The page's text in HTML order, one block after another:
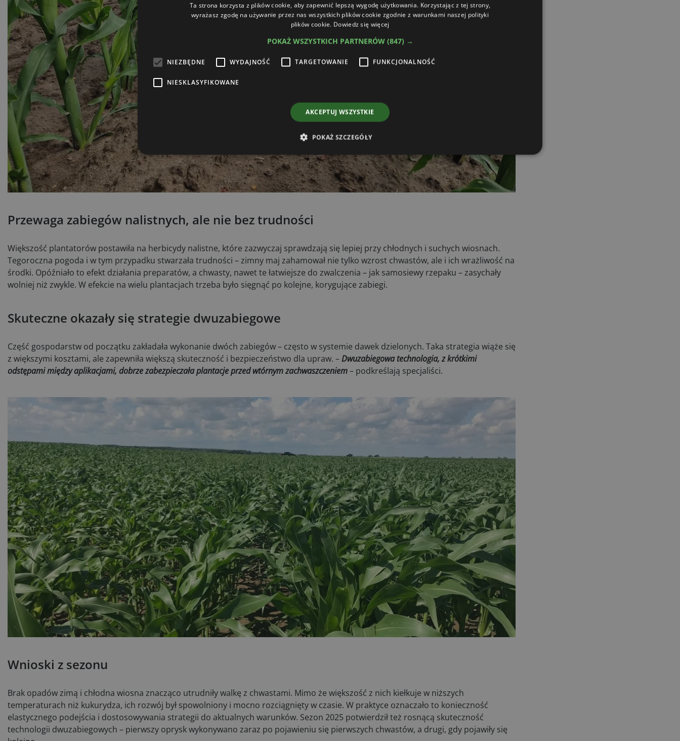
Zapisz się do newslettera
Wyrażam zgodę na otrzymywanie od Boomgaarden Medien Sp. z o.o. treści
marketingowych (newsletter) za pośrednictwem poczty elektronicznej w tym informacji
Przewaga zabiegów nalistnych, ale nie bez trudności
Większość plantatorów postawiła na herbicydy nalistne, które zazwyczaj sprawdzają się lepiej przy chłodnych i suchych wiosnach.
Tegoroczna pogoda i w tym przypadku stwarzała trudności – zimny maj zahamował nie tylko wzrost chwastów, ale i ich wrażliwość na
środki. Opóźniało to efekt działania preparatów, a chwasty, nawet te łatwiejsze do zwalczenia – jak samosiewy rzepaku – zasychały
wolniej niż zwykle. W efekcie na wielu plantacjach trzeba było sięgnąć po kolejne, korygujące zabiegi.
Skuteczne okazały się strategie dwuzabiegowe
Część gospodarstw od początku zakładała wykonanie dwóch zabiegów – często w systemie dawek dzielonych. Taka strategia wiąże się
z większymi kosztami, ale zapewniła większą skuteczność i bezpieczeństwo dla upraw. –Dwuzabiegowa technologia, z krótkimi
odstępami między aplikacjami, dobrze zabezpieczała plantacje przed wtórnym zachwaszczeniem– podkreślają specjaliści.
Wnioski z sezonu
Brak opadów zimą i chłodna wiosna znacząco utrudniły walkę z chwastami. Mimo że większość z nich kiełkuje w niższych
temperaturach niż kukurydza, ich rozwój był spowolniony i mocno rozciągnięty w czasie. W praktyce oznaczało to konieczność
elastycznego podejścia i dostosowywania strategii do aktualnych warunków. Sezon 2025 potwierdził też rosnącą skuteczność
technologii dwuzabiegowych – pierwszy oprysk wykonywano zaraz po pojawieniu się pierwszych chwastów, a drugi, gdy pojawiły się
Ta strona korzysta z plików cookie, aby zapewnić lepszą wygodę użytkowania. Korzystając z tej strony,
wyrażasz zgodę na używanie przez nas wszystkich plików cookie zgodnie z warunkami naszej polityki
plików cookie. Dowiedz się więcej
POKAŻ WSZYSTKICH PARTNERÓW (847) →
NIEZBĘDNE WYDAJNOŚĆ TARGETOWANIE FUNKCJONALNOŚĆ
NIESKLASYFIKOWANE
AKCEPTUJ WSZYSTKIE
POKAŻ SZCZEGÓŁY